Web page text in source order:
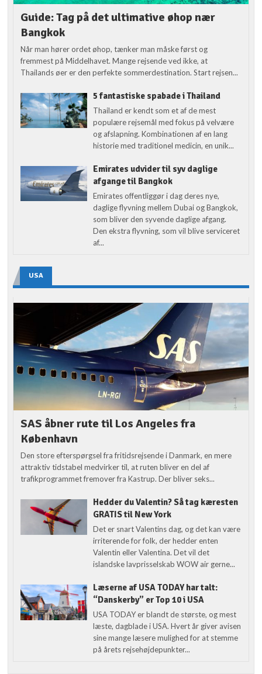
Guide: Tag på det ultimative øhop nær
Bangkok
Når man hører ordet øhop, tænker man måske først og
fremmest på Middelhavet. Mange rejsende ved ikke, at
Thailands øer er den perfekte sommerdestination. Start rejsen...
5 fantastiske spabade i Thailand
Thailand er kendt som et af de mest
populære rejsemål med fokus på velvære
og afslapning. Kombinationen af en lang
historie med traditionel medicin, en unik...
Emirates udvider til syv daglige
afgange til Bangkok
Emirates offentliggør i dag deres nye,
daglige flyvning mellem Dubai og Bangkok,
som bliver den syvende daglige afgang.
Den ekstra flyvning, som vil blive serviceret
af...
USA
SAS åbner rute til Los Angeles fra
København
Den store efterspørgsel fra fritidsrejsende i Danmark, en mere
attraktiv tidstabel medvirker til, at ruten bliver en del af
trafikprogrammet fremover fra Kastrup. Der bliver seks...
Hedder du Valentin? Så tag kæresten
GRATIS til New York
Det er snart Valentins dag, og det kan være
irriterende for folk, der hedder enten
Valentin eller Valentina. Det vil det
islandske lavprisselskab WOW air gerne...
Læserne af USA TODAY har talt:
“Danskerby” er Top 10 i USA
USA TODAY er blandt de største, og mest
læste, dagblade i USA. Hvert år giver avisen
sine mange læsere mulighed for at stemme
på årets rejsehøjdepunkter...